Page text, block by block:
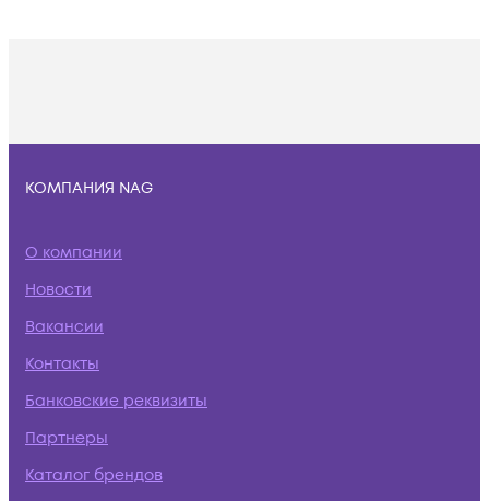
КОМПАНИЯ NAG
О компании
Новости
Вакансии
Контакты
Банковские реквизиты
Партнеры
Каталог брендов